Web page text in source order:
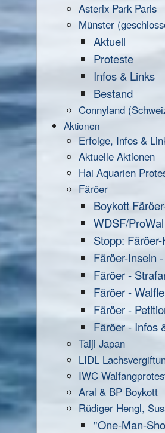
Asterix Park Paris
Münster
Aktuell
Proteste
Infos & Links
Bestand
Connyland
Aktionen
Erfolge, Infos &
Aktuelle Aktionen
Hai Aquarien
Färöer
Boykott
WDSF/
Stopp:
Färöer-Inseln
Färöer -
Färöer -
Färöer -
Färöer - Infos
Taiji Japan
LIDL
IWC
Aral & BP Boykott
Rüdiger Hengl,
"One-Man-